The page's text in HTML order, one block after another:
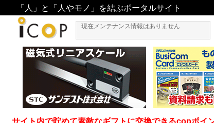
「人」と「人やモノ」を結ぶポータルサイト
現在メンテナンス情報はありません
サイト内で貯めて素敵なギフトに交換できるcopポイ